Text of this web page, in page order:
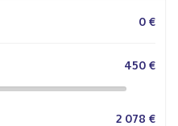
0 €
450 €
2 078 €